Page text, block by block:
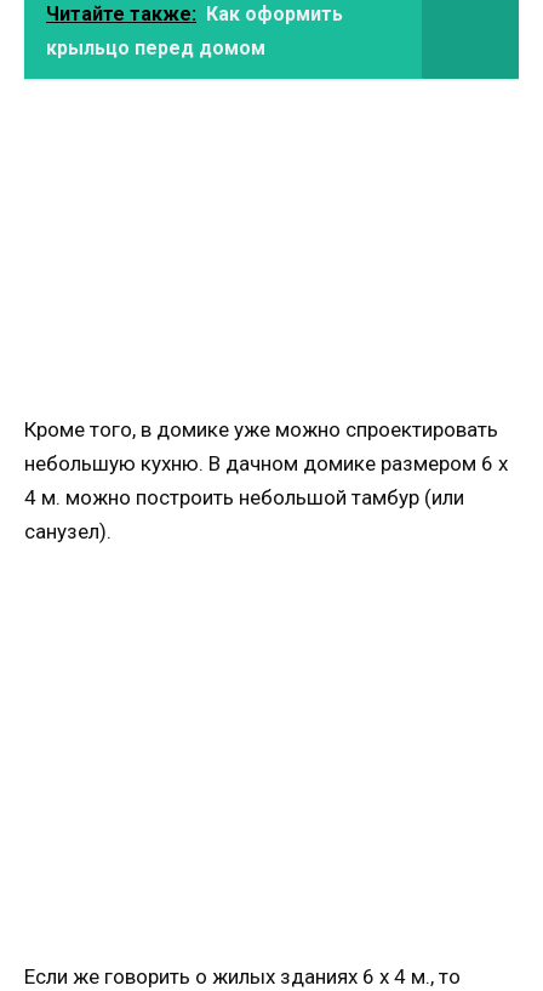
Читайте также: Как оформить
крыльцо перед домом
Кроме того, в домике уже можно спроектировать
небольшую кухню. В дачном домике размером 6 х
4 м. можно построить небольшой тамбур (или
санузел).
Если же говорить о жилых зданиях 6 х 4 м., то